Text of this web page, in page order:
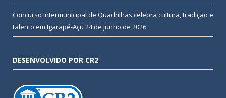
Concurso Intermunicipal de Quadrilhas celebra cultura, tradição e
talento em Igarapé-Açu 24 de junho de 2026
DESENVOLVIDO POR CR2